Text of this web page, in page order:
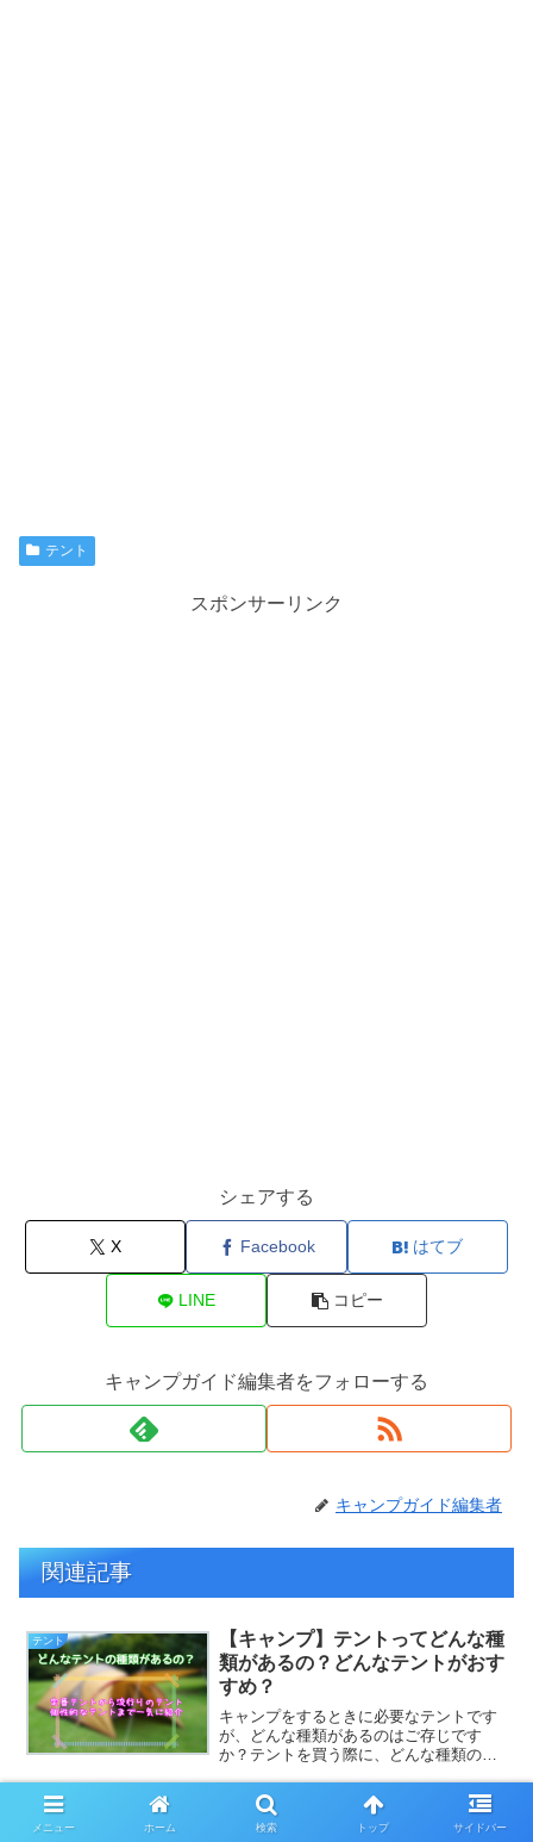
テント
スポンサーリンク
シェアする
X Facebook はてブ
LINE コピー
キャンプガイド編集者をフォローする
キャンプガイド編集者
関連記事
テント
【キャンプ】テントってどんな種
類があるの？どんなテントがおす
すめ？
キャンプをするときに必要なテントです
が、どんな種類があるのはご存じです
か？テントを買う際に、どんな種類のテ
ュレーションもしやすくなりますよね。
定番テントから流行りのテント、おしゃ
れなテントなどすべてのテン...
メニュー ホーム 検索 トップ サイドバー